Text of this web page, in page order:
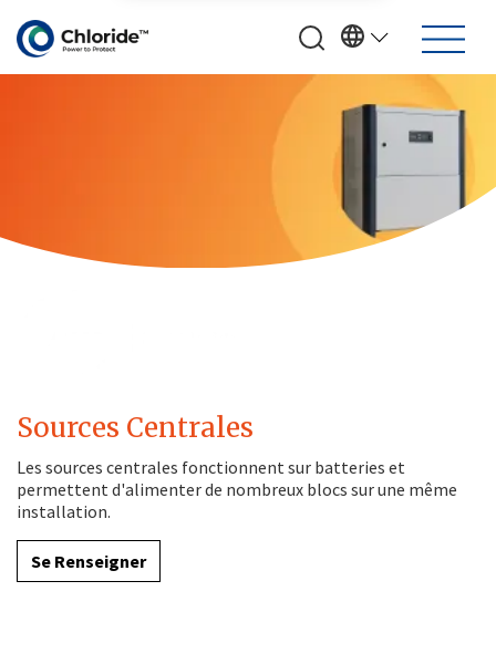
Sources Centrales
Les sources centrales fonctionnent sur batteries et
permettent d'alimenter de nombreux blocs sur une même
installation.
Se Renseigner